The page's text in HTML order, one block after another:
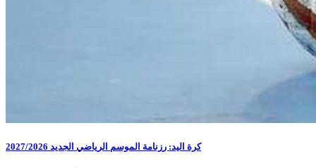
كرة اليد: رزنامة الموسم الرياضي الجديد 2027/2026